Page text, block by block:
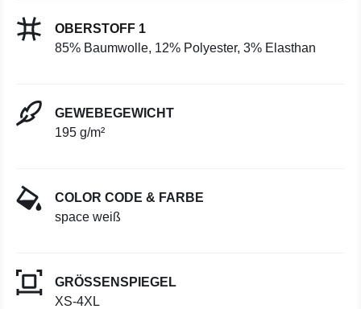
OBERSTOFF 1
85% Baumwolle, 12% Polyester, 3% Elasthan
GEWEBEGEWICHT
195 g/m²
COLOR CODE & FARBE
space weiß
GRÖSSENSPIEGEL
XS-4XL